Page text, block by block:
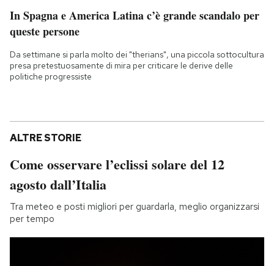
In Spagna e America Latina c’è grande scandalo per
queste persone
Da settimane si parla molto dei "therians", una piccola sottocultura
presa pretestuosamente di mira per criticare le derive delle
politiche progressiste
ALTRE STORIE
Come osservare l’eclissi solare del 12
agosto dall’Italia
Tra meteo e posti migliori per guardarla, meglio organizzarsi
per tempo